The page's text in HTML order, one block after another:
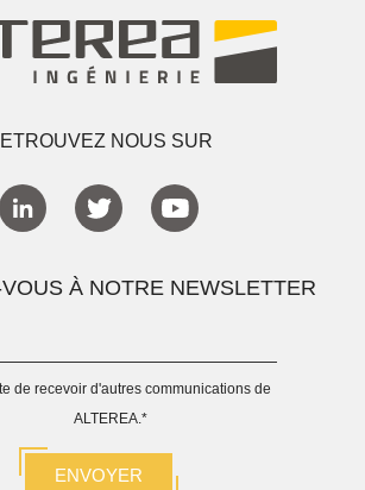
NOUS SUR
À NOTRE NEWSLETTER
de recevoir d'autres communications de
ALTEREA. *